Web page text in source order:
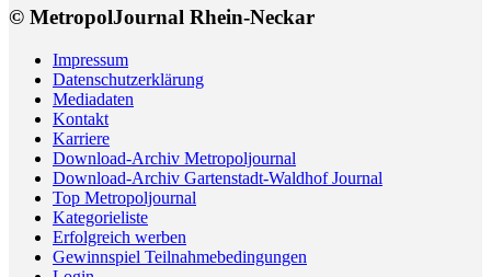
© MetropolJournal Rhein-Neckar
Impressum
Datenschutzerklärung
Mediadaten
Kontakt
Karriere
Download-Archiv Metropoljournal
Download-Archiv Gartenstadt-Waldhof Journal
Top Metropoljournal
Kategorieliste
Erfolgreich werben
Gewinnspiel Teilnahmebedingungen